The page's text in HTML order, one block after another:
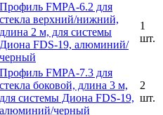
Профиль FMPA-6.2 для
стекла верхний/нижний,
длина 2 м, для системы
Диона FDS-19, алюминий/
черный
1
шт.
Профиль FMPA-7.3 для
стекла боковой, длина 3 м,
для системы Диона FDS-19,
алюминий/черный
2
шт.